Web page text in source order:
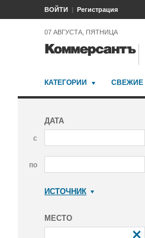
ВОЙТИ Регистрация
07 АВГУСТА, ПЯТНИЦА
КАТЕГОРИИ СВЕЖИЕ
ДАТА
с
по
ИСТОЧНИК
МЕСТО